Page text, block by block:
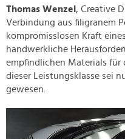
Thomas Wenzel, Creative
Verbindung aus filigranem
kompromisslosen Kraft
handwerkliche
empfindlichen Materials für
dieser Leistungsklasse sei
gewesen.